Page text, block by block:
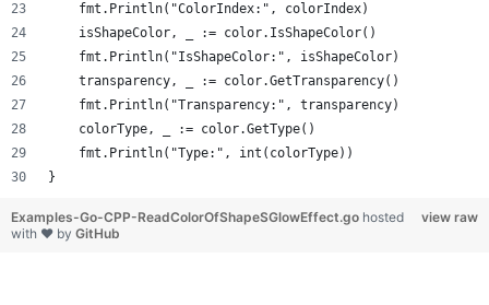
    fmt.Println("ColorIndex:", colorIndex)
    isShapeColor, _ := color.IsShapeColor()
    fmt.Println("IsShapeColor:", isShapeColor)
    transparency, _ := color.GetTransparency()
    fmt.Println("Transparency:", transparency)
    colorType, _ := color.GetType()
    fmt.Println("Type:", int(colorType))
}
view raw
Examples-Go-CPP-ReadColorOfShapeSGlowEffect.go hosted
with ❤ by GitHub